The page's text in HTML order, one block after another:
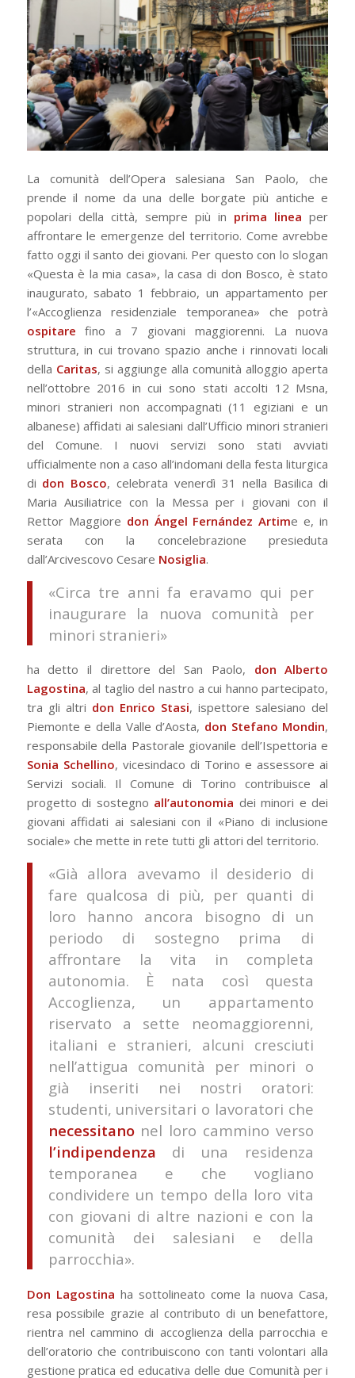
La comunità dell’Opera salesiana San Paolo, che
prende il nome da una delle borgate più antiche e
popolari della città, sempre più in prima linea per
affrontare le emergenze del territorio. Come avrebbe
fatto oggi il santo dei giovani. Per questo con lo slogan
«Questa è la mia casa», la casa di don Bosco, è stato
inaugurato, sabato 1 febbraio, un appartamento per
l’«Accoglienza residenziale temporanea» che potrà
ospitare fino a 7 giovani maggiorenni. La nuova
struttura, in cui trovano spazio anche i rinnovati locali
della Caritas, si aggiunge alla comunità alloggio aperta
nell’ottobre 2016 in cui sono stati accolti 12 Msna,
minori stranieri non accompagnati (11 egiziani e un
albanese) affidati ai salesiani dall’Ufficio minori stranieri
del Comune. I nuovi servizi sono stati avviati
ufficialmente non a caso all’indomani della festa liturgica
di don Bosco, celebrata venerdì 31 nella Basilica di
Maria Ausiliatrice con la Messa per i giovani con il
Rettor Maggiore don Ángel Fernández Artime e, in
serata con la concelebrazione presieduta
dall’Arcivescovo Cesare Nosiglia.
«Circa tre anni fa eravamo qui per
inaugurare la nuova comunità per
minori stranieri»
ha detto il direttore del San Paolo, don Alberto
Lagostina, al taglio del nastro a cui hanno partecipato,
tra gli altri don Enrico Stasi, ispettore salesiano del
Piemonte e della Valle d’Aosta, don Stefano Mondin,
responsabile della Pastorale giovanile dell’Ispettoria e
Sonia Schellino, vicesindaco di Torino e assessore ai
Servizi sociali. Il Comune di Torino contribuisce al
progetto di sostegno all’autonomia dei minori e dei
giovani affidati ai salesiani con il «Piano di inclusione
sociale» che mette in rete tutti gli attori del territorio.
«Già allora avevamo il desiderio di
fare qualcosa di più, per quanti di
loro hanno ancora bisogno di un
periodo di sostegno prima di
affrontare la vita in completa
autonomia. È nata così questa
Accoglienza, un appartamento
riservato a sette neomaggiorenni,
italiani e stranieri, alcuni cresciuti
nell’attigua comunità per minori o
già inseriti nei nostri oratori:
studenti, universitari o lavoratori che
necessitanonel loro cammino verso
l’indipendenza di una residenza
temporanea e che vogliano
condividere un tempo della loro vita
con giovani di altre nazioni e con la
comunità dei salesiani e della
parrocchia».
Don Lagostina ha sottolineato come la nuova Casa,
resa possibile grazie al contributo di un benefattore,
rientra nel cammino di accoglienza della parrocchia e
dell’oratorio che contribuiscono con tanti volontari alla
gestione pratica ed educativa delle due Comunità per i